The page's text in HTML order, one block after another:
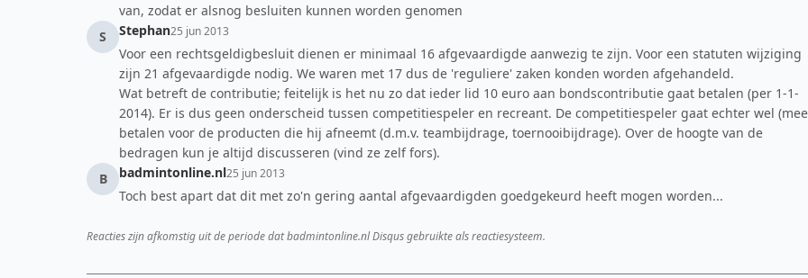
van, zodat er alsnog besluiten kunnen worden genomen
S
Stephan25 jun 2013
Voor een rechtsgeldigbesluit dienen er minimaal 16 afgevaardigde aanwezig te zijn. Voor een statuten wijziging
zijn 21 afgevaardigde nodig. We waren met 17 dus de 'reguliere' zaken konden worden afgehandeld.
Wat betreft de contributie; feitelijk is het nu zo dat ieder lid 10 euro aan bondscontributie gaat betalen (per 1-1-
2014). Er is dus geen onderscheid tussen competitiespeler en recreant. De competitiespeler gaat echter wel
betalen voor de producten die hij afneemt (d.m.v. teambijdrage, toernooibijdrage). Over de hoogte van de
bedragen kun je altijd discusseren (vind ze zelf fors).
B
badmintonline.nl25 jun 2013
Toch best apart dat dit met zo'n gering aantal afgevaardigden goedgekeurd heeft mogen worden...
Reacties zijn afkomstig uit de periode dat badmintonline.nl Disqus gebruikte als reactiesysteem.